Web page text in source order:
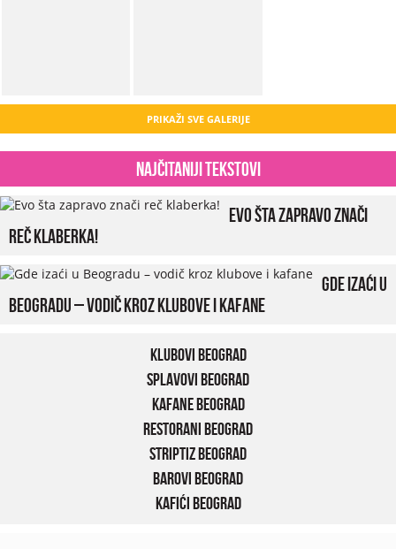
PRIKAŽI SVE GALERIJE
Najčitaniji tekstovi
Evo šta zapravo znači
reč klaberka!
Gde izaći u
Beogradu – vodič kroz klubove i kafane
Klubovi Beograd
Splavovi Beograd
Kafane Beograd
Restorani Beograd
Striptiz Beograd
Barovi Beograd
Kafići Beograd